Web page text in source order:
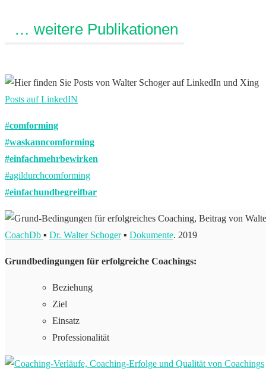
… weitere Publikationen
Posts auf LinkedIN
#comforming
#waskanncomforming
#einfachmehrbewirken
#agildurchcomforming
#einfachundbegreifbar
CoachDb ▪ Dr. Walter Schoger▪ Dokumente. 2019
Grundbedingungen für erfolgreiche Coachings:
Beziehung
Ziel
Einsatz
Professionalität